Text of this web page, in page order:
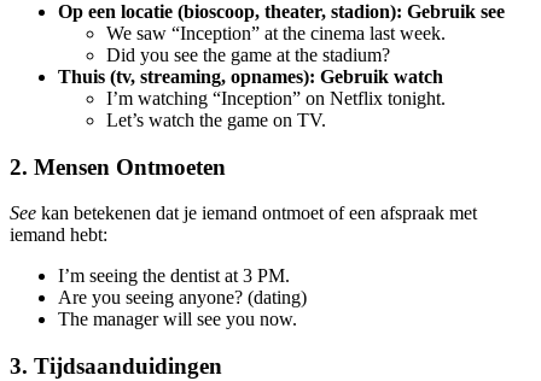
Op een locatie (bioscoop, theater, stadion): Gebruik see
We saw “Inception” at the cinema last week.
Did you see the game at the stadium?
Thuis (tv, streaming, opnames): Gebruik watch
I’m watching “Inception” on Netflix tonight.
Let’s watch the game on TV.
2. Mensen Ontmoeten
See kan betekenen dat je iemand ontmoet of een afspraak met
iemand hebt:
I’m seeing the dentist at 3 PM.
Are you seeing anyone? (dating)
The manager will see you now.
3. Tijdsaanduidingen